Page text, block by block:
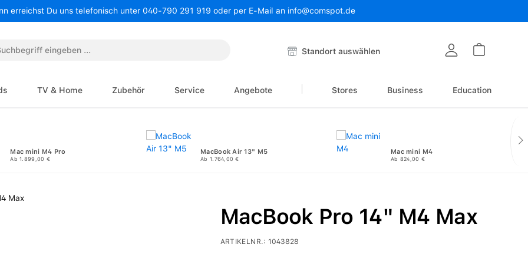
erreichst Du uns telefonisch unter 040-790 291 919 oder per E-Mail an info@comspot.de
Standort auswählen
TV & Home Zubehör Service Angebote Stores Business Education
Mac mini M4 Pro
Ab 1.899,00 €
MacBook Air 13" M5
Ab 1.764,00 €
Mac mini M4
Ab 824,00 €
MacBook Pro 14" M4 Max
ARTIKELNR.: 1043828